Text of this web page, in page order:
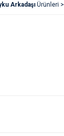
Arkadaşı Ürünleri >